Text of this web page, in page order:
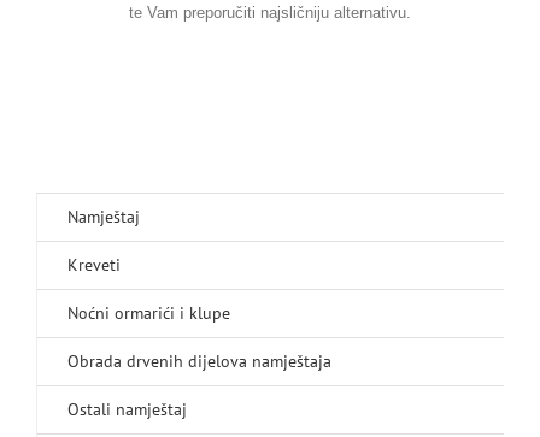
te Vam preporučiti najsličniju alternativu.
Namještaj
Kreveti
Noćni ormarići i klupe
Obrada drvenih dijelova namještaja
Ostali namještaj